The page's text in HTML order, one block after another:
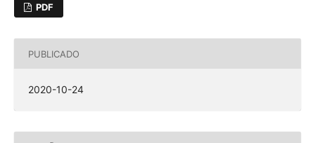
PDF
PUBLICADO
2020-10-24